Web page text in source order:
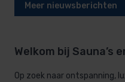
Meer nieuwsberichten
Welkom bij Sauna’s
Op zoek naar ontspanning,